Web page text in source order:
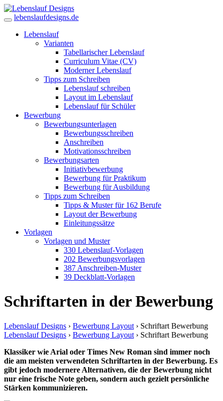
lebenslaufdesigns.de
Lebenslauf
Varianten
Tabellarischer Lebenslauf
Curriculum Vitae (CV)
Moderner Lebenslauf
Tipps zum Schreiben
Lebenslauf schreiben
Layout im Lebenslauf
Lebenslauf für Schüler
Bewerbung
Bewerbungsunterlagen
Bewerbungsschreiben
Anschreiben
Motivationsschreiben
Bewerbungsarten
Initiativbewerbung
Bewerbung für Praktikum
Bewerbung für Ausbildung
Tipps zum Schreiben
Tipps & Muster für 162 Berufe
Layout der Bewerbung
Einleitungssätze
Vorlagen
Vorlagen und Muster
330 Lebenslauf-Vorlagen
202 Bewerbungsvorlagen
387 Anschreiben-Muster
39 Deckblatt-Vorlagen
Schriftarten in der Bewerbung
Lebenslauf Designs › Bewerbung Layout › Schriftart Bewerbung
Lebenslauf Designs › Bewerbung Layout › Schriftart Bewerbung
Klassiker wie Arial oder Times New Roman sind immer noch
die am meisten verwendeten Schriftarten in der Bewerbung. Es
gibt jedoch modernere Alternativen, die der Bewerbung nicht
nur eine frische Note geben, sondern auch gezielt persönliche
Stärken kommunizieren.